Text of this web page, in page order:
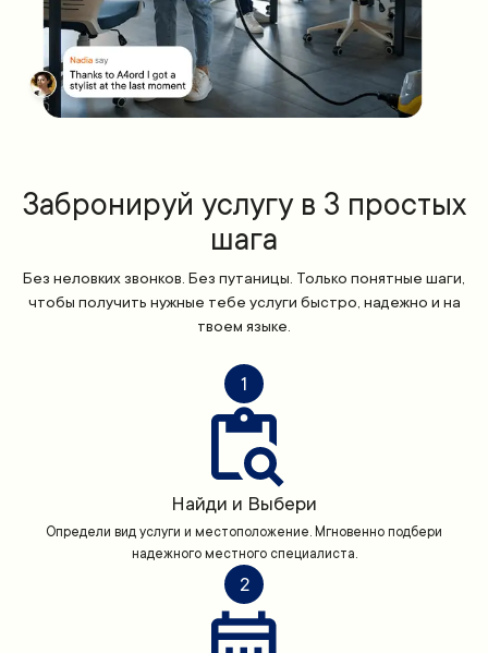
Забронируй услугу в 3 простых
шага
Без неловких звонков. Без путаницы. Только понятные шаги,
чтобы получить нужные тебе услуги быстро, надежно и на
твоем языке.
1
Найди и Выбери
Определи вид услуги и местоположение. Мгновенно подбери
надежного местного специалиста.
2